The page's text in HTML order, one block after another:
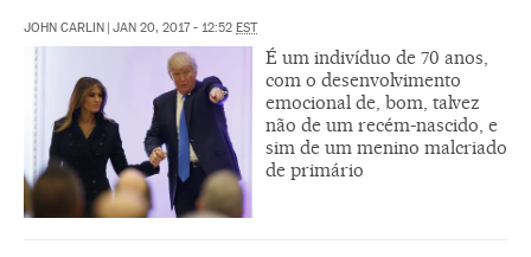
JOHN CARLIN JAN 20, 2017 - 12:52 EST
É um indivíduo de 70 anos,
com o desenvolvimento
emocional de, bom, talvez
não de um recém-nascido, e
sim de um menino malcriado
de primário